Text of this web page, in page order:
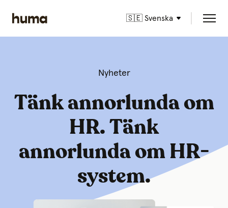
🇸🇪 Svenska
Nyheter
Tänk annorlunda om
HR. Tänk
annorlunda om HR-
system.